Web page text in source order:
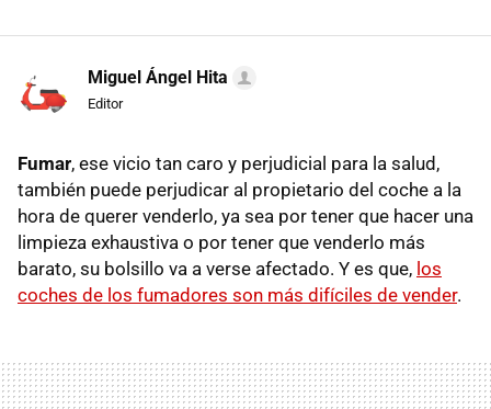
Miguel Ángel Hita
Editor
Fumar, ese vicio tan caro y perjudicial para la salud,
también puede perjudicar al propietario del coche a la
hora de querer venderlo, ya sea por tener que hacer una
limpieza exhaustiva o por tener que venderlo más
barato, su bolsillo va a verse afectado. Y es que, los
coches de los fumadores son más difíciles de vender.